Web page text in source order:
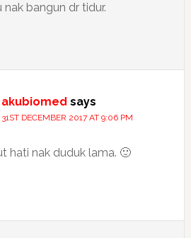
nak bangun dr tidur.
akubiomed says
31ST DECEMBER 2017 AT 9:06 PM
hati nak duduk lama. 🙂